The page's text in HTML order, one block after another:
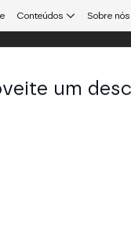
Conteúdos Sobre nós
um